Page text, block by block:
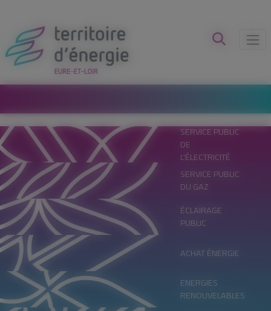
SERVICE PUBLIC
DE
L'ÉLECTRICITÉ
SERVICE PUBLIC
DU GAZ
ÉCLAIRAGE
PUBLIC
ACHAT ÉNERGIE
ENERGIES
RENOUVELABLES